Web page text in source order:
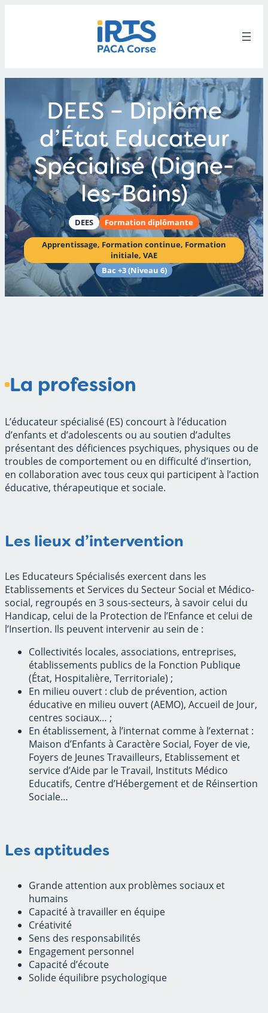
DEES – Diplôme
d’État Educateur
Spécialisé (Digne-
les-Bains)
DEES Formation diplômante
Apprentissage, Formation continue, Formation
initiale, VAE
Bac +3 (Niveau 6)
La profession
L’éducateur spécialisé (ES) concourt à l’éducation
d’enfants et d’adolescents ou au soutien d’adultes
présentant des déficiences psychiques, physiques ou de
troubles de comportement ou en difficulté d’insertion,
en collaboration avec tous ceux qui participent à l’action
éducative, thérapeutique et sociale.
Les lieux d’intervention
Les Educateurs Spécialisés exercent dans les
Etablissements et Services du Secteur Social et Médico-
social, regroupés en 3 sous-secteurs, à savoir celui du
Handicap, celui de la Protection de l’Enfance et celui de
l’Insertion. Ils peuvent intervenir au sein de :
Collectivités locales, associations, entreprises,
établissements publics de la Fonction Publique
(État, Hospitalière, Territoriale) ;
En milieu ouvert : club de prévention, action
éducative en milieu ouvert (AEMO), Accueil de Jour,
centres sociaux… ;
En établissement, à l’internat comme à l’externat :
Maison d’Enfants à Caractère Social, Foyer de vie,
Foyers de Jeunes Travailleurs, Etablissement et
service d’Aide par le Travail, Instituts Médico
Educatifs, Centre d’Hébergement et de Réinsertion
Sociale…
Les aptitudes
Grande attention aux problèmes sociaux et
humains
Capacité à travailler en équipe
Créativité
Sens des responsabilités
Engagement personnel
Capacité d’écoute
Solide équilibre psychologique